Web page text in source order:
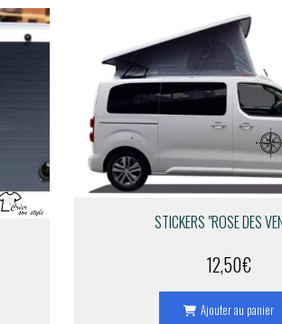
STICKERS "ROSE DES
12,50€
Ajouter au panier